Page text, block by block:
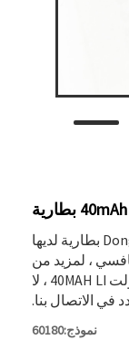
Dongguan Encore Energy 60180 40mAh بطارية لديها
، لمزيد من
المعلومات حول بطارية البوليمر 3.7 فولت 40MAH LI ، لا
في الاتصال بنا.
نموذج:60180